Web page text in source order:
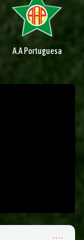
A.A Portuguesa